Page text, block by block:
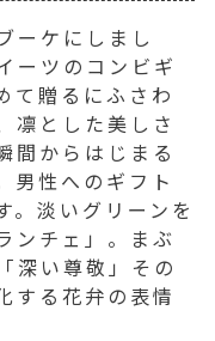
ーケにしまし
ーツのコンビギ
て贈るにふさわ
凛とした美しさ
間からはじまる
男性へのギフト
。淡いグリーンを
ンチェ」。まぶ
深い尊敬」その
する花弁の表情